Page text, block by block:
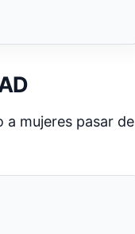
a mujeres pasar de